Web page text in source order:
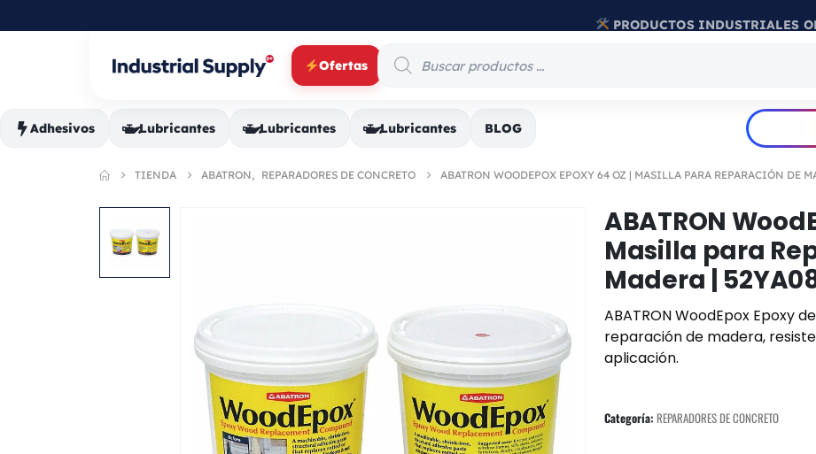
Ofertas
Adhesivos Lubricantes Lubricantes Lubricantes BLOG
TIENDA ABATRON, REPARADORES DE CONCRETO ABATRON WOODEPOX EPOXY 64 OZ | MASILLA PARA REPARACIÓN DE
ABATRON
Masilla para
Madera |
ABATRON WoodEpox Epoxy
reparación de madera,
aplicación.
Categoría: REPARADORES DE CONCRETO